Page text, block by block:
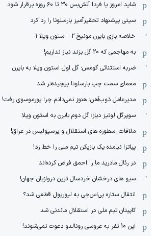
شاید امروز یا فردا آتش‌بس ۳۰ تا ۶۰ روزه برقرار شود
سیتی پیشنهاد تحقیرآمیز بارسلونا را رد کرد
خلاصه بازی بایرن مونیخ 2 - استون ویلا 1
به مهاجمی که 20 گل بزند نیاز نداریم!
ضربه استثنائی گومس؛ گل اول استون ویلا به بایرن
معمای سمت چپ بارسلونا پیچیده‌تر شد
مدیرعامل ذوب‌آهن: هنوز نمی‌دانم چرا پورموسوی رفت!
سوپرگل لوئیز دیاز؛ گل دوم بایرن به استون ویلا
ملاقات اسطوره های استقلال و پرسپولیس در عراق!
پیاتزا نیامده یک بازیکن تیم ملی را خط زد!
در رئال مادرید ما را احمق فرض کرده‌اند
سیو های درخشان خردسال ترین دروازبان جهان!
انتقال ستاره پی‌اس‌جی به لیورپول قطعی شد؟
کاپیتان تیم ملی در استقلال ماندنی شد
این 10 نفر به عروسی رونالدو دعوت نمی‌شوند!